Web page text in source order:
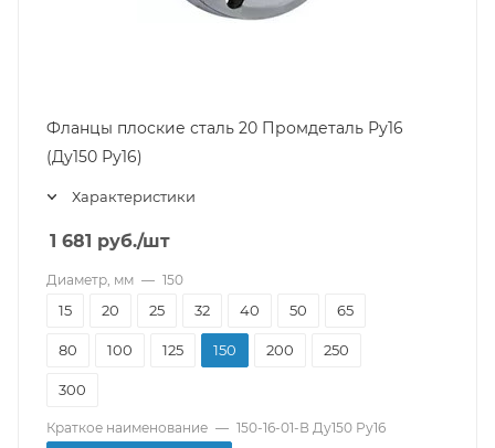
Фланцы плоские сталь 20 Промдеталь Ру16
(Ду150 Ру16)
Характеристики
1 681 руб./шт
Диаметр, мм — 150
15 20 25 32 40 50 65
80 100 125 150 200 250
300
Краткое наименование — 150-16-01-В Ду150 Ру16